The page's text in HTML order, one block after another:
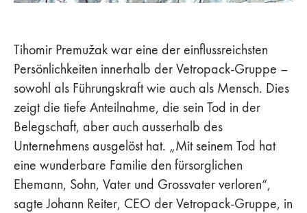
Tihomir Premužak war eine der einflussreichsten
Persönlichkeiten innerhalb der Vetropack-Gruppe –
sowohl als Führungskraft wie auch als Mensch. Dies
zeigt die tiefe Anteilnahme, die sein Tod in der
Belegschaft, aber auch ausserhalb des
Unternehmens ausgelöst hat. „Mit seinem Tod hat
eine wunderbare Familie den fürsorglichen
Ehemann, Sohn, Vater und Grossvater verloren“,
sagte Johann Reiter, CEO der Vetropack-Gruppe, in